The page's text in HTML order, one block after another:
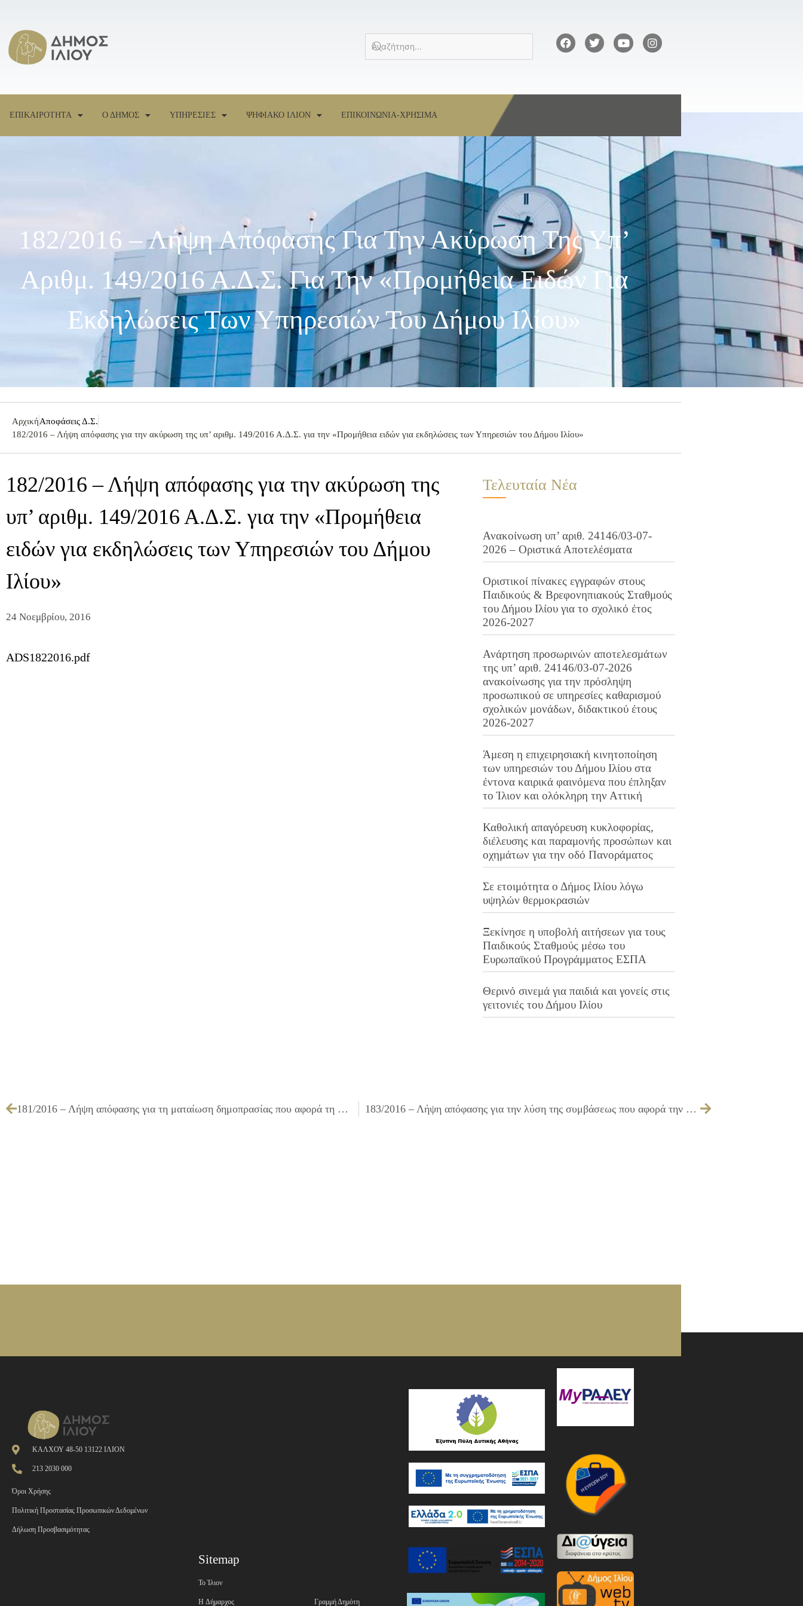
ΕΠΙΚΑΙΡΟΤΗΤΑ Ο ΔΗΜΟΣ ΥΠΗΡΕΣΙΕΣ ΨΗΦΙΑΚΟ ΙΛΙΟΝ ΕΠΙΚΟΙΝΩΝΙΑ-ΧΡΗΣΙΜΑ
182/2016 – Λήψη Απόφασης Για Την Ακύρωση Της Υπ’
Αριθμ. 149/2016 Α.Δ.Σ. Για Την «Προμήθεια Ειδών Για
Εκδηλώσεις Των Υπηρεσιών Του Δήμου Ιλίου»
ΑρχικήΑποφάσεις Δ.Σ.
182/2016 – Λήψη απόφασης για την ακύρωση της υπ’ αριθμ. 149/2016 Α.Δ.Σ. για την «Προμήθεια ειδών για εκδηλώσεις των Υπηρεσιών του Δήμου Ιλίου»
182/2016 – Λήψη απόφασης για την ακύρωση της
υπ’ αριθμ. 149/2016 Α.Δ.Σ. για την «Προμήθεια
ειδών για εκδηλώσεις των Υπηρεσιών του Δήμου
Ιλίου»
24 Νοεμβρίου, 2016
ADS1822016.pdf
Τελευταία Νέα
Ανακοίνωση υπ’ αριθ. 24146/03-07-
2026 – Οριστικά Αποτελέσματα
Οριστικοί πίνακες εγγραφών στους
Παιδικούς & Βρεφονηπιακούς Σταθμούς
του Δήμου Ιλίου για το σχολικό έτος
2026-2027
Ανάρτηση προσωρινών αποτελεσμάτων
της υπ’ αριθ. 24146/03-07-2026
ανακοίνωσης για την πρόσληψη
προσωπικού σε υπηρεσίες καθαρισμού
σχολικών μονάδων, διδακτικού έτους
2026-2027
Άμεση η επιχειρησιακή κινητοποίηση
των υπηρεσιών του Δήμου Ιλίου στα
έντονα καιρικά φαινόμενα που έπληξαν
το Ίλιον και ολόκληρη την Αττική
Καθολική απαγόρευση κυκλοφορίας,
διέλευσης και παραμονής προσώπων και
οχημάτων για την οδό Πανοράματος
Σε ετοιμότητα ο Δήμος Ιλίου λόγω
υψηλών θερμοκρασιών
Ξεκίνησε η υποβολή αιτήσεων για τους
Παιδικούς Σταθμούς μέσω του
Ευρωπαϊκού Προγράμματος ΕΣΠΑ
Θερινό σινεμά για παιδιά και γονείς στις
γειτονιές του Δήμου Ιλίου
181/2016 – Λήψη απόφασης για τη ματαίωση δημοπρασίας που αφορά τη μίσθωση οικήματος προς χρήση τους ως αποθήκη των συνεργείων του Δήμου 183/2016 – Λήψη απόφασης για την λύση της συμβάσεως που αφορά την υπηρεσία «Ετήσια συντήρηση των τηλεφωνικών κέντρων σε Δημοτικά Κτίρια»
ΚΑΛΧΟΥ 48-50 13122 ΙΛΙΟΝ
213 2030 000
Όροι Χρήσης
Πολιτική Προστασίας Προσωπικών Δεδομένων
Δήλωση Προσβασιμότητας
Sitemap
Το Ίλιον
H Δήμαρχος Γραμμή Δημότη